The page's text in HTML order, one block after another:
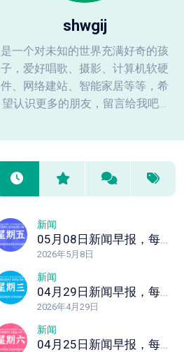
shwgij
是一个对未知的世界充满好奇的孩
子，爱好唱歌、摄影、计算机软硬
件、网络建站、智能家居等等，希
望认识更多的朋友，留言给我吧...
新闻
05月08日新闻早报，每天60秒读懂全世界！
2026年5月8日
新闻
04月29日新闻早报，每天60秒读懂全世界！
2026年4月29日
新闻
04月25日新闻早报，每天60秒读懂全世界！